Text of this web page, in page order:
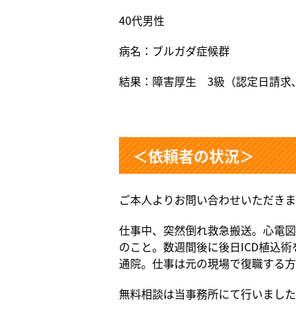
40代男性
病名：ブルガダ症候群
結果：障害厚生 3級（認定日請求
＜依頼者の状況＞
ご本人よりお問い合わせいただきま
仕事中、突然倒れ救急搬送。心電
のこと。数週間後に後日ICD植込
通院。仕事は元の現場で復職する
無料相談は当事務所にて行いました